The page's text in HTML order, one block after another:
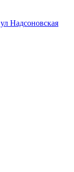
ул Надсоновская